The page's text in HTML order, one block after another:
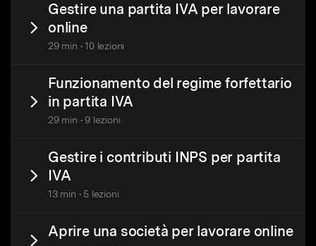
Gestire una partita IVA per lavorare
online
29 min • 10 lezioni
Funzionamento del regime forfettario
in partita IVA
29 min • 9 lezioni
Gestire i contributi INPS per partita
IVA
13 min • 5 lezioni
Aprire una società per lavorare online